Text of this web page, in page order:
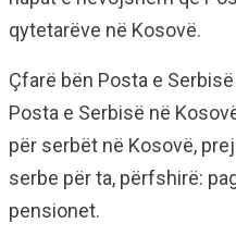
qytetarëve në Kosovë.
Çfarë bën Posta e
Posta e Serbisë në
për serbët në Kosovë,
serbe për ta, përfshirë:
pensionet.